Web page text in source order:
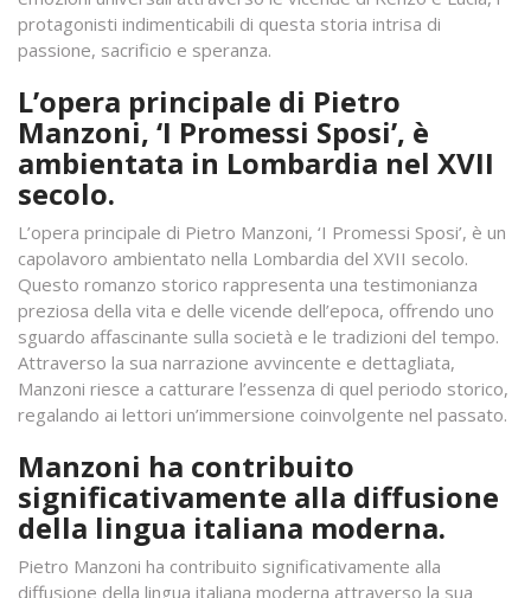
protagonisti indimenticabili di questa storia intrisa di
passione, sacrificio e speranza.
L’opera principale di Pietro
Manzoni, ‘I Promessi Sposi’, è
ambientata in Lombardia nel XVII
secolo.
L’opera principale di Pietro Manzoni, ‘I Promessi Sposi’, è un
capolavoro ambientato nella Lombardia del XVII secolo.
Questo romanzo storico rappresenta una testimonianza
preziosa della vita e delle vicende dell’epoca, offrendo uno
sguardo affascinante sulla società e le tradizioni del tempo.
Attraverso la sua narrazione avvincente e dettagliata,
Manzoni riesce a catturare l’essenza di quel periodo storico,
regalando ai lettori un’immersione coinvolgente nel passato.
Manzoni ha contribuito
significativamente alla diffusione
della lingua italiana moderna.
Pietro Manzoni ha contribuito significativamente alla
diffusione della lingua italiana moderna attraverso la sua